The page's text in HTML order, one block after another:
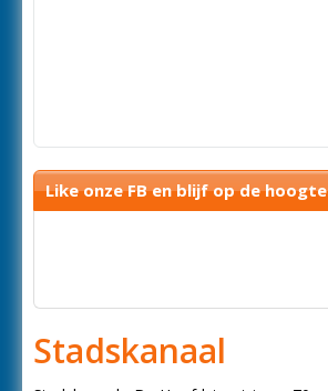
Like onze FB en blijf op de hoogte
Stadskanaal